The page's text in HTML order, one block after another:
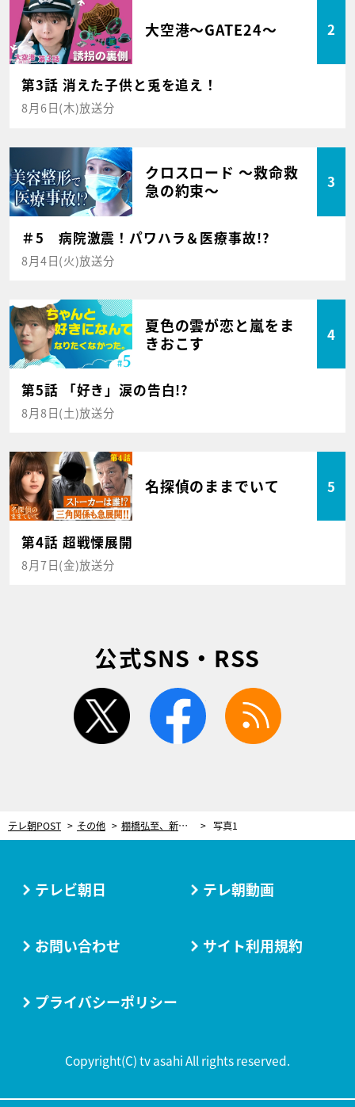
大空港～GATE24～ 2
第3話 消えた子供と兎を追え！
8月6日(木)放送分
クロスロード ～救命救
急の約束～
3
＃5 病院激震！パワハラ＆医療事故!?
8月4日(火)放送分
夏色の雲が恋と嵐をま
きおこす
4
第5話 「好き」涙の告白!?
8月8日(土)放送分
名探偵のままでいて 5
第4話 超戦慄展開
8月7日(金)放送分
公式SNS・RSS
twitter facebook
テレ朝POST その他 棚橋弘至、新日本プロレス引退記念！直筆サイン入り純金メダルが発売「僕のプロレス人生の結晶」 写真1
テレビ朝日 テレ朝動画
お問い合わせ サイト利用規約
プライバシーポリシー
Copyright(C) tv asahi All rights reserved.